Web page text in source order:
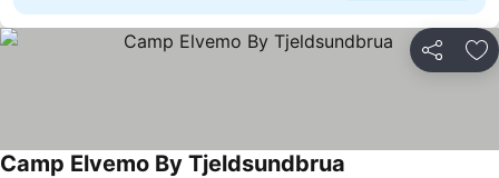
Partilhar
Camp Elvemo By Tjeldsundbrua